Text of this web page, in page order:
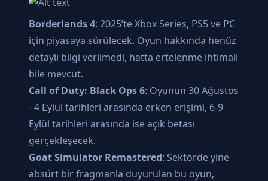
Borderlands 4: 2025’te Xbox Series, PS5 ve PC
için piyasaya sürülecek. Oyun hakkında henüz
detaylı bilgi verilmedi, hatta ertelenme ihtimali
bile mevcut.
Call of Duty: Black Ops 6: Oyunun 30 Ağustos
- 4 Eylül tarihleri arasında erken erişimi, 6-9
Eylül tarihleri arasında ise açık betası
gerçekleşecek.
Goat Simulator Remastered: Sektörde yine
absürt bir fragmanla duyurulan bu oyun,